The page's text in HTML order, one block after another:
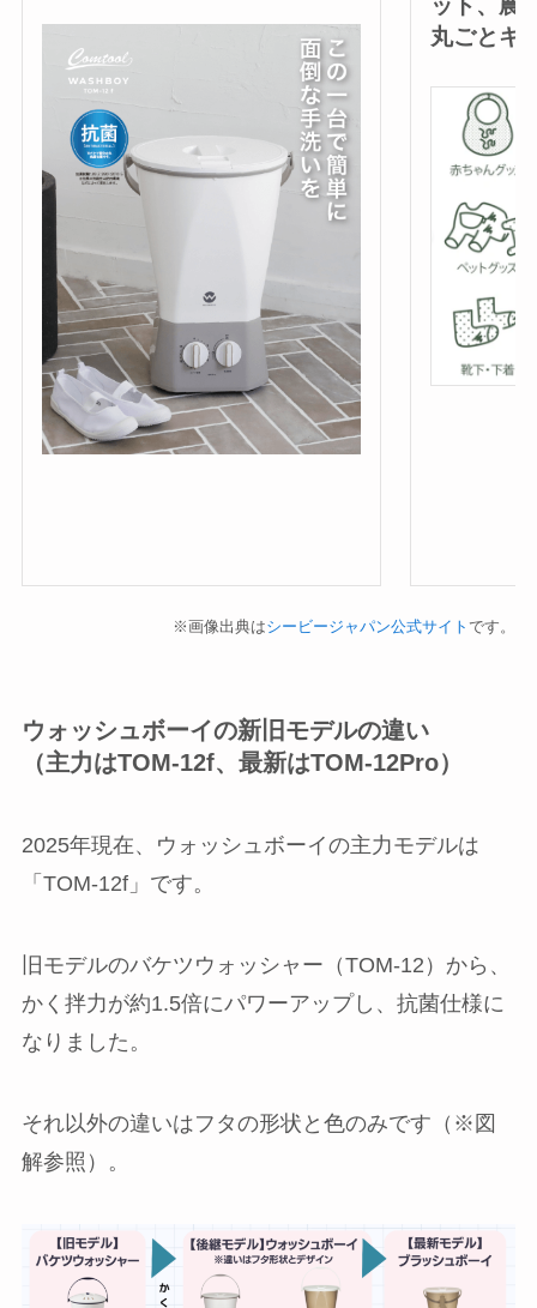
ット、農
丸ごとキ
※画像出典はシービージャパン公式サイトです。
ウォッシュボーイの新旧モデルの違い
（主力はTOM-12f、最新はTOM-12Pro）
2025年現在、ウォッシュボーイの主力モデルは
「TOM-12f」です。
旧モデルのバケツウォッシャー（TOM-12）から、
かく拌力が約1.5倍にパワーアップし、抗菌仕様に
なりました。
それ以外の違いはフタの形状と色のみです（※図
解参照）。